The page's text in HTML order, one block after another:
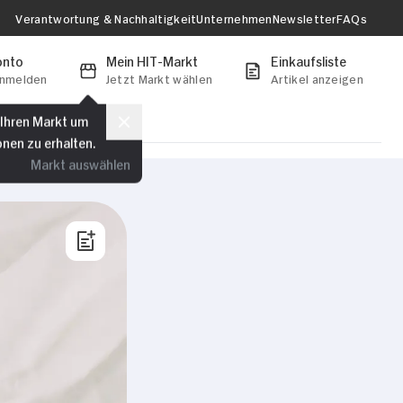
Verantwortung & NachhaltigkeitUnternehmenNewsletterFAQs
Mein HIT-Markt
Jetzt Markt wählen
Markt um
zu erhalten.
Markt auswählen
Einkaufsliste
Artikel anzeigen